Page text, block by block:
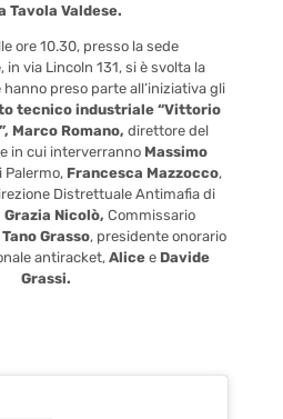
Tavola Valdese.
ore 10.30, presso la sede
in via Lincoln 131, si è svolta la
preso parte all’iniziativa gli
tecnico industriale “Vittorio
Marco Romano, direttore del
in cui interverranno Massimo
Palermo, Francesca Mazzocco,
Distrettuale Antimafia di
Grazia Nicolò, Commissario
Tano Grasso, presidente onorario
antiracket, Alice e Davide
Grassi.